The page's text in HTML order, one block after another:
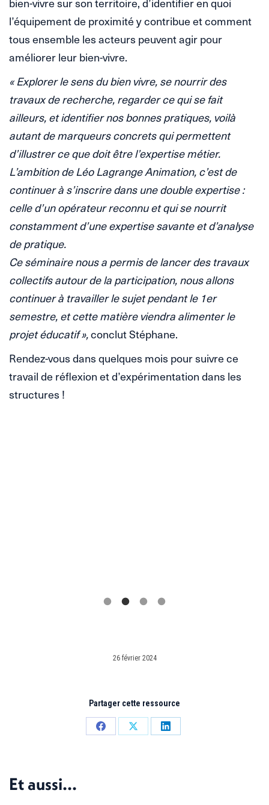
l’équipement de proximité y contribue et comment
tous ensemble les acteurs peuvent agir pour
améliorer leur bien-vivre.
« Explorer le sens du bien vivre, se nourrir des
travaux de recherche, regarder ce qui se fait
ailleurs, et identifier nos bonnes pratiques, voilà
autant de marqueurs concrets qui permettent
d’illustrer ce que doit être l’expertise métier.
L’ambition de Léo Lagrange Animation, c’est de
continuer à s’inscrire dans une double expertise :
celle d’un opérateur reconnu et qui se nourrit
constamment d’une expertise savante et d’analyse
de pratique.
Ce séminaire nous a permis de lancer des travaux
collectifs autour de la participation, nous allons
continuer à travailler le sujet pendant le 1er
semestre, et cette matière viendra alimenter le
projet éducatif »,conclut Stéphane.
Rendez-vous dans quelques mois pour suivre ce
travail de réflexion et d’expérimentation dans les
structures !
26 février 2024
Partager cette ressource
PartagerPartagerPartager
Et aussi...